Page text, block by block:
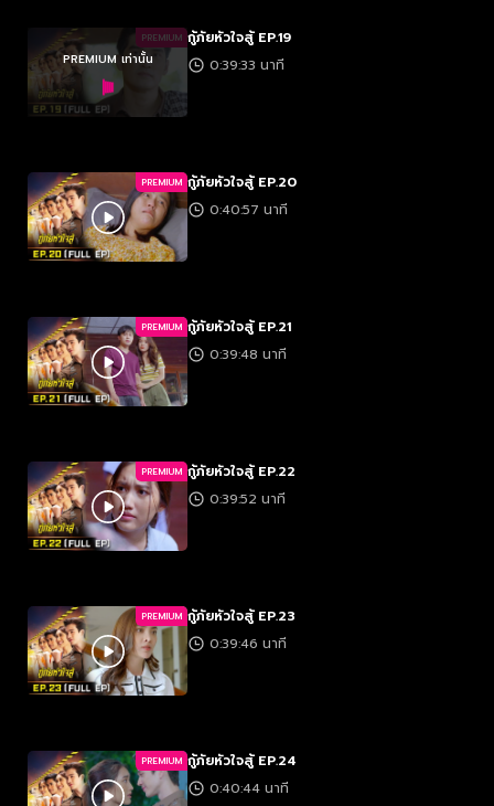
PREMIUM
PREMIUM เท่านั้น
กู้ภัยหัวใจสู้ EP.19
0:39:33 นาที
PREMIUM กู้ภัยหัวใจสู้ EP.20
0:40:57 นาที
PREMIUM กู้ภัยหัวใจสู้ EP.21
0:39:48 นาที
PREMIUM กู้ภัยหัวใจสู้ EP.22
0:39:52 นาที
PREMIUM กู้ภัยหัวใจสู้ EP.23
0:39:46 นาที
PREMIUM กู้ภัยหัวใจสู้ EP.24
0:40:44 นาที